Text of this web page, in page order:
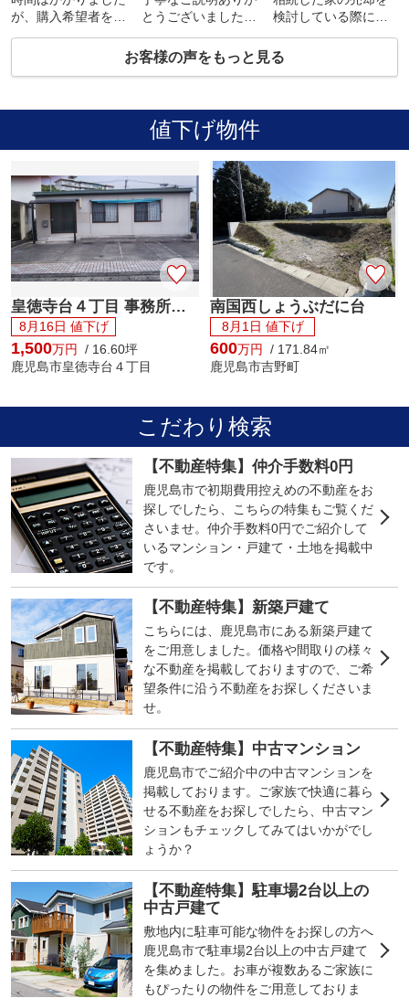
が、購入希望者を見
とうございました。
却することができま
した。
検討している際に、
た。
様々なご提案を頂
お客様の声をもっと見る
値下げ物件
皇徳寺台４丁目 事務所／店舗
8月16日 値下げ
1,500万円
/ 16.60坪
鹿児島市皇徳寺台４丁目
南国西しょうぶだに台
8月1日 値下げ
600万円
/ 171.84㎡
鹿児島市吉野町
こだわり検索
【不動産特集】仲介手数料0円
鹿児島市で初期費用控えめの不動産をお
探しでしたら、こちらの特集もご覧くだ
さいませ。仲介手数料0円でご紹介して
いるマンション・戸建て・土地を掲載中
です。
【不動産特集】新築戸建て
こちらには、鹿児島市にある新築戸建て
をご用意しました。価格や間取りの様々
な不動産を掲載しておりますので、ご希
望条件に沿う不動産をお探しくださいま
せ。
【不動産特集】中古マンション
鹿児島市でご紹介中の中古マンションを
掲載しております。ご家族で快適に暮ら
せる不動産をお探しでしたら、中古マン
ションもチェックしてみてはいかがでし
ょうか？
【不動産特集】駐車場2台以上の
中古戸建て
敷地内に駐車可能な物件をお探しの方へ
鹿児島市で駐車場2台以上の中古戸建て
を集めました。お車が複数あるご家族に
もぴったりの物件をご用意しておりま